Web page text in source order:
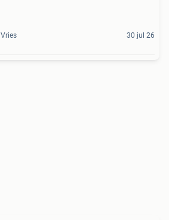
Vries 30 jul 26